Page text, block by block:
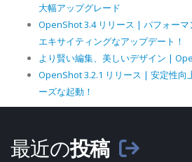
大幅アップグレード
OpenShot 3.4 リリース | パフォーマ
エキサイティングなアップデート！
より賢い編集、美しいデザイン |
OpenShot 3.2.1 リリース | 安定性向
ーズな起動！
最近の投稿